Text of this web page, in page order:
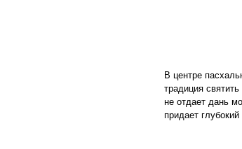
В центре
традиция
не отдает дань
придает